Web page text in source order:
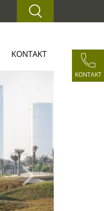
KONTAKT
KONTAKT